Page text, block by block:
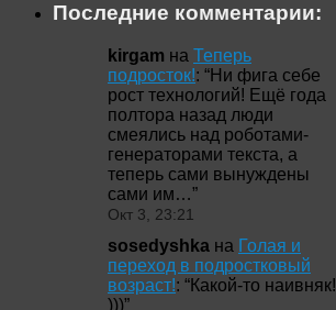
Последние комментарии:
kirgam на Теперь
подросток!: “Ни фига себе
рост технологий! Ещё года
полтора назад люди
смеялись над роботами-
генераторами текста, а
теперь сами вынуждены
сами им…”
Окт 3, 23:21
sosedyshka на Голая и
переход в подростковый
возраст!: “Какой-то наивняк!
)))”